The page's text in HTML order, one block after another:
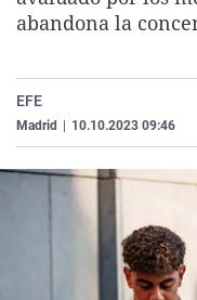
abandona la
EFE
Madrid 10.10.2023 09:46